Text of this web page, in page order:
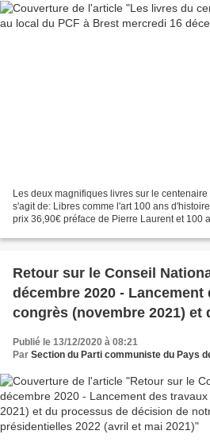
Les deux magnifiques livres sur le centenaire
s'agit de: Libres comme l'art 100 ans
prix 36,90€ préface de Pierre Laurent et 100
Retour sur le Conseil
décembre 2020 - Lancement
congrès (novembre 2021) et
décision de notre stratégie
présidentielles 2022 (avril et
Publié le 13/12/2020 à 08:21
Par Section du Parti communiste du Pays